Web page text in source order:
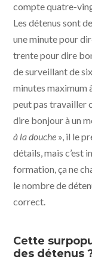
compte quatre-
Les détenus sont
une minute pour
trente pour dire
de surveillant de
minutes maximum
peut pas travailler
dire bonjour à un
à la douche », il le
détails, mais c’est
formation, ça ne
le nombre de
correct.
Cette
des détenus